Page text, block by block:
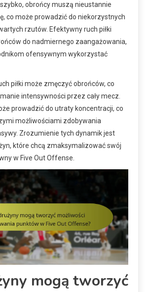
obrońcy muszą nieustannie
co może prowadzić do niekorzystnych
rzutów. Efektywny ruch piłki
do nadmiernego zaangażowania,
ofensywnym wykorzystać
piłki może zmęczyć obrońców, co
intensywności przez cały mecz.
prowadzić do utraty koncentracji, co
możliwościami zdobywania
Zrozumienie tych dynamik jest
które chcą zmaksymalizować swój
w Five Out Offense.
mogą tworzyć